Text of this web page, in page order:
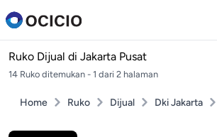
Ruko Dijual di Jakarta Pusat
14 Ruko ditemukan - 1 dari 2 halaman
Home Ruko Dijual Dki Jakarta